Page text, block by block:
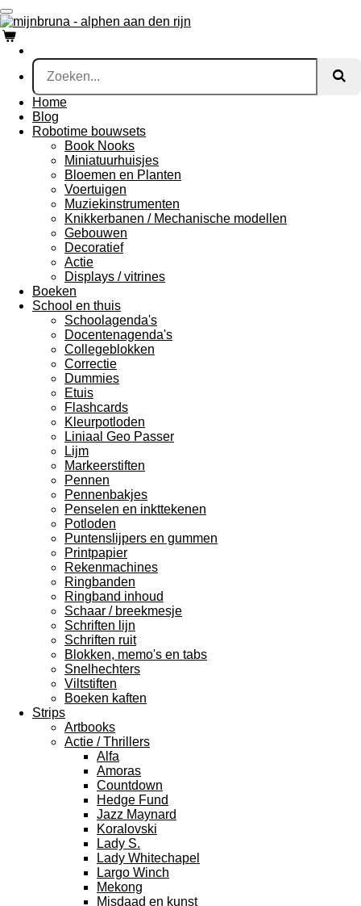
Ga
direct
naar
de
hoofdinhoud
Home
Blog
Robotime bouwsets
Book Nooks
Miniatuurhuisjes
Bloemen en Planten
Voertuigen
Muziekinstrumenten
Knikkerbanen / Mechanische modellen
Gebouwen
Decoratief
Actie
Displays / vitrines
Boeken
School en thuis
Schoolagenda's
Docentenagenda's
Collegeblokken
Correctie
Dummies
Etuis
Flashcards
Kleurpotloden
Liniaal Geo Passer
Lijm
Markeerstiften
Pennen
Pennenbakjes
Penselen en inkttekenen
Potloden
Puntenslijpers en gummen
Printpapier
Rekenmachines
Ringbanden
Ringband inhoud
Schaar / breekmesje
Schriften lijn
Schriften ruit
Blokken, memo's en tabs
Snelhechters
Viltstiften
Boeken kaften
Strips
Artbooks
Actie / Thrillers
Alfa
Amoras
Countdown
Hedge Fund
Jazz Maynard
Koralovski
Lady S.
Lady Whitechapel
Largo Winch
Mekong
Misdaad en kunst